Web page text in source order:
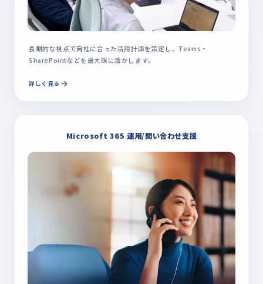
長期的な視点で自社に合った活用計画を策定し、Teams・
SharePointなどを最大限に活かします。
詳しく見る
Microsoft 365 運用/問い合わせ支援